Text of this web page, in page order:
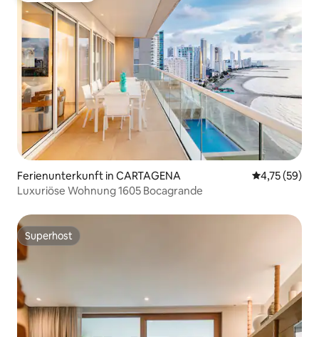
Ferienunterkunft in CARTAGENA
4,75 (59)
Luxuriöse Wohnung 1605 Bocagrande
Superhost
Superhost